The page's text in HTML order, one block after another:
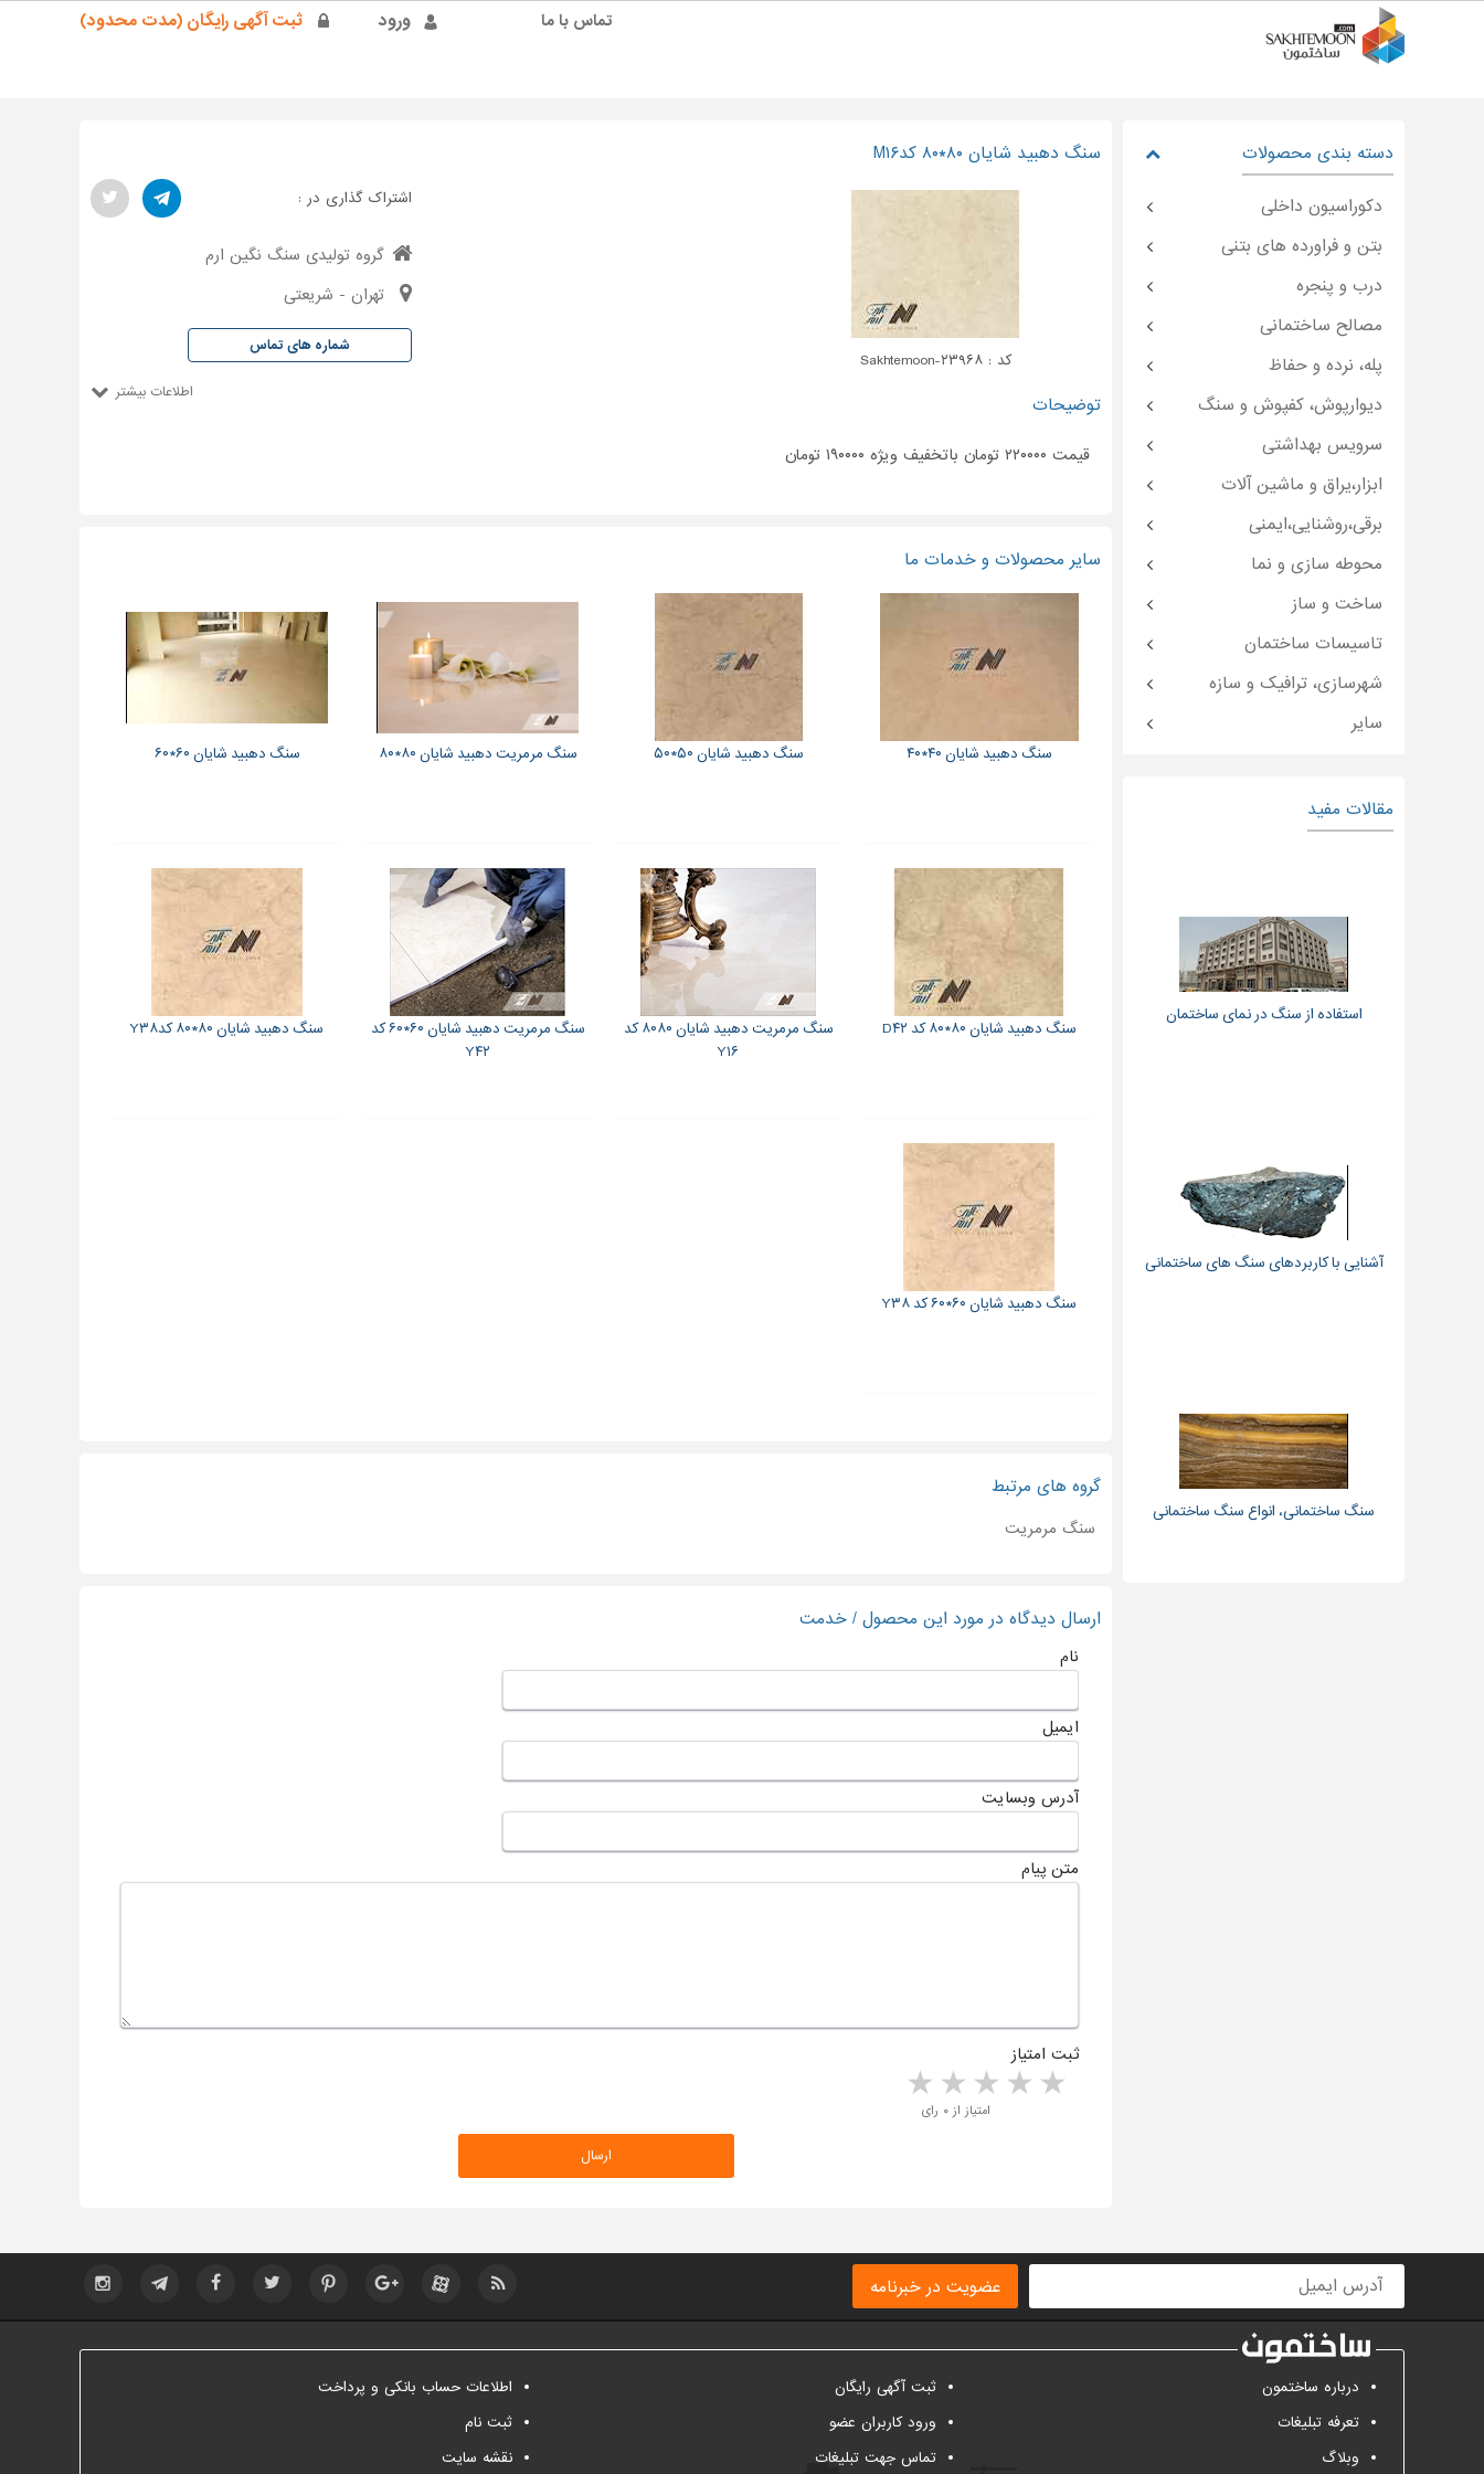
ورود ثبت آگهی رایگان (مدت محدود) تماس با ما
سنگ دهبید شایان ۸۰*۸۰ کدM۱۶
کد : Sakhtemoon-۲۳۹۶۸
توضیحات
قیمت ۲۲۰۰۰۰ تومان باتخفیف ویژه ۱۹۰۰۰۰ تومان
اشتراک گذاری در :
گروه تولیدی سنگ نگین ارم
تهران - شریعتی
شماره های تماس
اطلاعات بیشتر
سایر محصولات و خدمات ما
سنگ دهبید شایان ۴۰*۴۰ سنگ دهبید شایان ۵۰*۵۰ سنگ مرمریت دهبید شایان ۸۰*۸۰ سنگ دهبید شایان ۶۰*۶۰
سنگ دهبید شایان ۸۰*۸۰ کد D۴۲
سنگ مرمریت دهبید شایان ۸۰۸۰ کد
Y۱۶
سنگ مرمریت دهبید شایان ۶۰*۶۰ کد
Y۴۲
سنگ دهبید شایان ۸۰*۸۰ کدY۳۸
سنگ دهبید شایان ۶۰*۶۰ کد Y۳۸
گروه های مرتبط
سنگ مرمریت
ارسال دیدگاه در مورد این محصول / خدمت
نام
ایمیل
آدرس وبسایت
متن پیام
ثبت امتیاز
4 stars 3 stars 2 stars 1 star امتیاز از ۰ رای
دسته بندی محصولات
دکوراسیون داخلی
بتن و فراورده های بتنی
درب و پنجره
مصالح ساختمانی
پله، نرده و حفاظ
دیوارپوش، کفپوش و سنگ
سرویس بهداشتی
ابزار،یراق و ماشین آلات
برقی،روشنایی،ایمنی
محوطه سازی و نما
ساخت و ساز
تاسیسات ساختمان
شهرسازی، ترافیک و سازه
سایر
مقالات مفید
استفاده از سنگ در نمای ساختمان
آشنایی با کاربردهای سنگ های ساختمانی
سنگ ساختمانی، انواع سنگ ساختمانی
عضویت در خبرنامه
درباره ساختمون
تعرفه تبلیغات
وبلاگ
ثبت آگهی رایگان
ورود کاربران عضو
تماس جهت تبلیغات
اطلاعات حساب بانکی و پرداخت
ثبت نام
نقشه سایت